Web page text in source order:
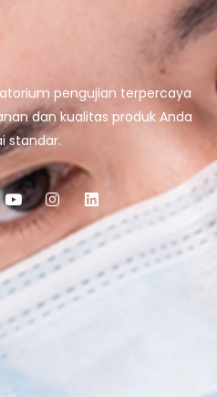
pengujian terpercaya
dan kualitas produk Anda
standar.